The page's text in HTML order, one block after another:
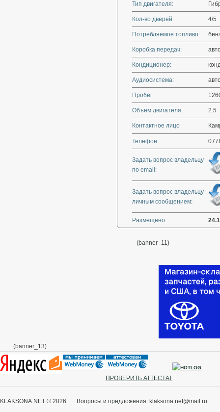
Тип двигателя:
Кол-во дверей: 4/5
Потребляемое топливо:
Коробка передач:
Кондиционер:
Аудиосистема:
Пробег
Объём двигателя 2.5
Контактное лицо
Телефон
Задать вопрос владельцу
по email:
Задать вопрос владельцу
личным сообщением:
Размещено:
(banner_11)
(banner_13)
ПРОВЕРИТЬ АТТЕСТАТ
KLAKSONA.NET © 2026 Вопросы и предложения: klaksona.net@mail.ru